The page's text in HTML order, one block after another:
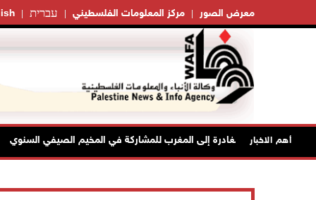
עברית مركز المعلومات الفلسطيني معرض الصور
أهم الاخبار